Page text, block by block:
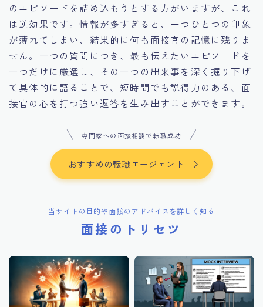
のエピソードを詰め込もうとする方がいますが、これ
は逆効果です。情報が多すぎると、一つひとつの印象
が薄れてしまい、結果的に何も面接官の記憶に残りま
せん。一つの質問につき、最も伝えたいエピソードを
一つだけに厳選し、その一つの出来事を深く掘り下げ
て具体的に語ることで、短時間でも説得力のある、面
接官の心を打つ強い返答を生み出すことができます。
専門家への面接相談で転職成功
おすすめの転職エージェント
当サイトの目的や面接のアドバイスを詳しく知る
面接のトリセツ